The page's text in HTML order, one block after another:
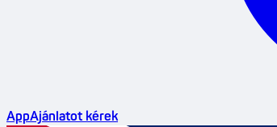
AppAjánlatot kérek